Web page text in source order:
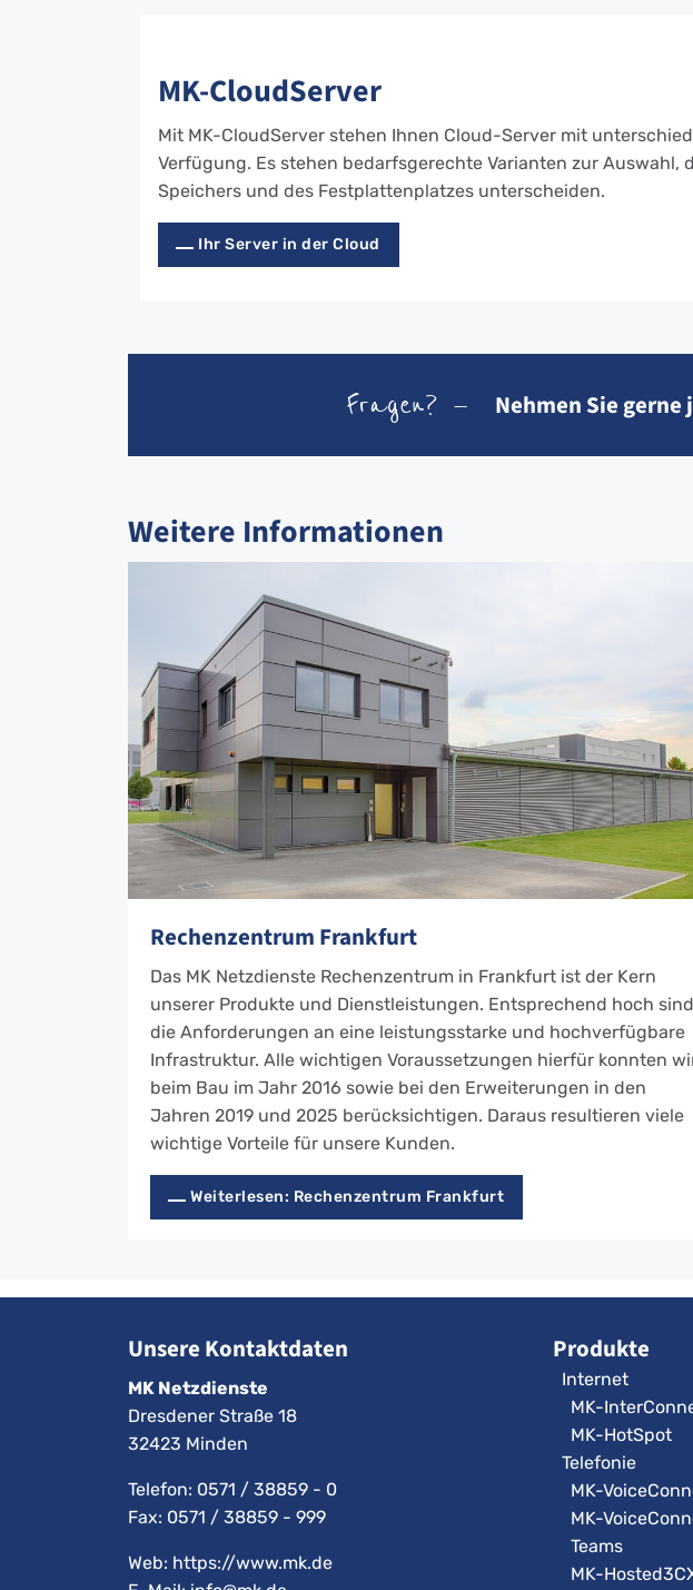
MK-CloudServer
Mit MK-CloudServer stehen Ihnen Cloud-Server mit
Verfügung. Es stehen bedarfsgerechte Varianten zur Auswahl,
Speichers und des Festplattenplatzes unterscheiden.
Ihr Server in der Cloud
Fragen? — Nehmen Sie
Weitere Informationen
Rechenzentrum Frankfurt
Das MK Netzdienste Rechenzentrum in Frankfurt ist der Kern
unserer Produkte und Dienstleistungen. Entsprechend hoch sind
die Anforderungen an eine leistungsstarke und hochverfügbare
Infrastruktur. Alle wichtigen Voraussetzungen hierfür konnten
beim Bau im Jahr 2016 sowie bei den Erweiterungen in den
Jahren 2019 und 2025 berücksichtigen. Daraus resultieren viele
wichtige Vorteile für unsere Kunden.
Weiterlesen: Rechenzentrum Frankfurt
Unsere Kontaktdaten
MK Netzdienste
Dresdener Straße 18
32423 Minden
Telefon: 0571 / 38859 - 0
Fax: 0571 / 38859 - 999
Web: https://www.mk.de
Produkte
Internet
MK-
MK-HotSpot
Telefonie
MK-
MK-
Teams
MK-